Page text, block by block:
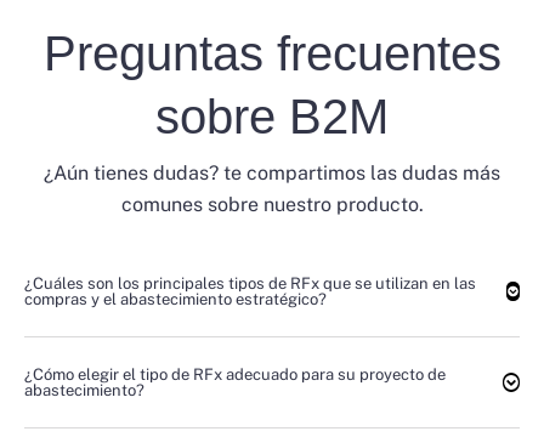
Preguntas frecuentes
sobre B2M
¿Aún tienes dudas? te compartimos las dudas más
comunes sobre nuestro producto.
¿Cuáles son los principales tipos de RFx que se utilizan en las
compras y el abastecimiento estratégico?
¿Cómo elegir el tipo de RFx adecuado para su proyecto de
abastecimiento?